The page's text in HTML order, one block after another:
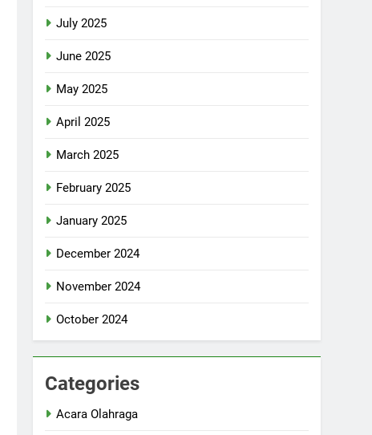
July 2025
June 2025
May 2025
April 2025
March 2025
February 2025
January 2025
December 2024
November 2024
October 2024
Categories
Acara Olahraga